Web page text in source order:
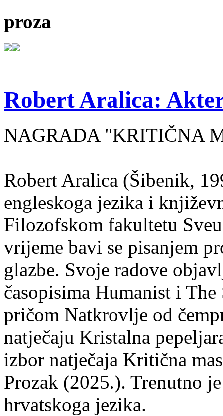
proza
Robert Aralica:
NAGRADA "KRITIČNA
Robert Aralica (Šibenik,
engleskoga jezika i
Filozofskom fakultetu
vrijeme bavi se pisanjem
glazbe. Svoje radove
časopisima Humanist i
pričom Natkrovlje od
natječaju Kristalna
izbor natječaja Kritična
Prozak (2025.). Trenutno
hrvatskoga jezika.